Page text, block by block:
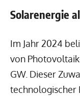
Solarenergie
Im Jahr 2024
von
GW. Dieser
technologischer